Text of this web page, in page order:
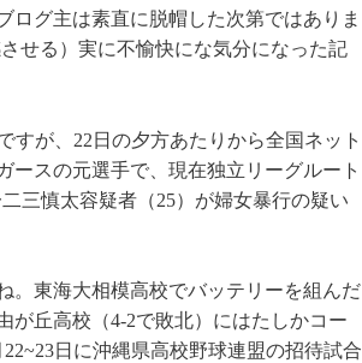
ログ主は素直に脱帽した次第ではありま
せる）実に不愉快にな気分になった記
すが、22日の夕方あたりから全国ネット
ースの元選手で、現在独立リーグルート
三慎太容疑者（25）が婦女暴行の疑い
。東海大相模高校でバッテリーを組んだ
が丘高校（4-2で敗北）にはたしかコー
日に沖縄県高校野球連盟の招待試合